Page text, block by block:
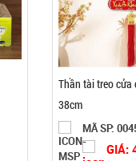
Thần tài treo cửa
38cm
MÃ SP:
GIÁ: